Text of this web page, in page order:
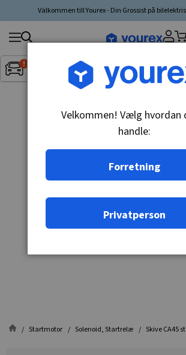
Välkommen till Yourex - Din Grossist på
Inget fordon valt▼
Søg
produkt,
producent,
Startmotor Solenoid, Startrelæ Skive CA45
Velkommen! Vælg hvordan
handle:
Forretning
Privatperson